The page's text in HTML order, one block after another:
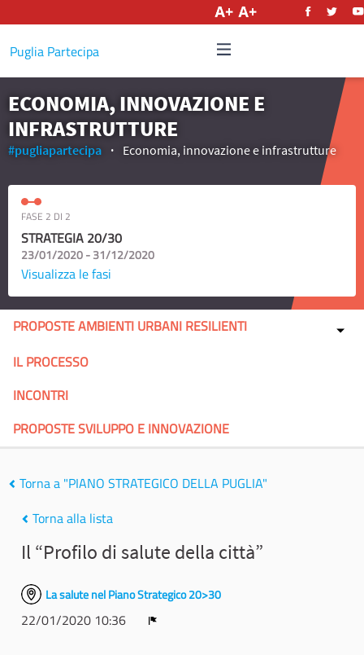
Puglia Partecipa
ECONOMIA, INNOVAZIONE E
INFRASTRUTTURE
#pugliapartecipa Economia, innovazione e infrastrutture
FASE 2 DI 2
STRATEGIA 20/30
23/01/2020 - 31/12/2020
Visualizza le fasi
PROPOSTE AMBIENTI URBANI RESILIENTI
IL PROCESSO
INCONTRI
PROPOSTE SVILUPPO E INNOVAZIONE
Torna a "PIANO STRATEGICO DELLA PUGLIA"
Torna alla lista
Il “Profilo di salute della città”
La salute nel Piano Strategico 20>30
22/01/2020 10:36